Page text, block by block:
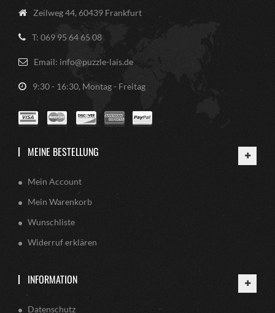
Zeilweg 44, 60439 Frankfurt
T: 069 95 64 65 08
Email: info@puzzle-lais.de
9:30 - 16:30, Montag - Freitag
MEINE BESTELLUNG
Mein Account
Mein Warenkorb
Wunschliste
Widerruf erklären
INFORMATION
Datenschutz